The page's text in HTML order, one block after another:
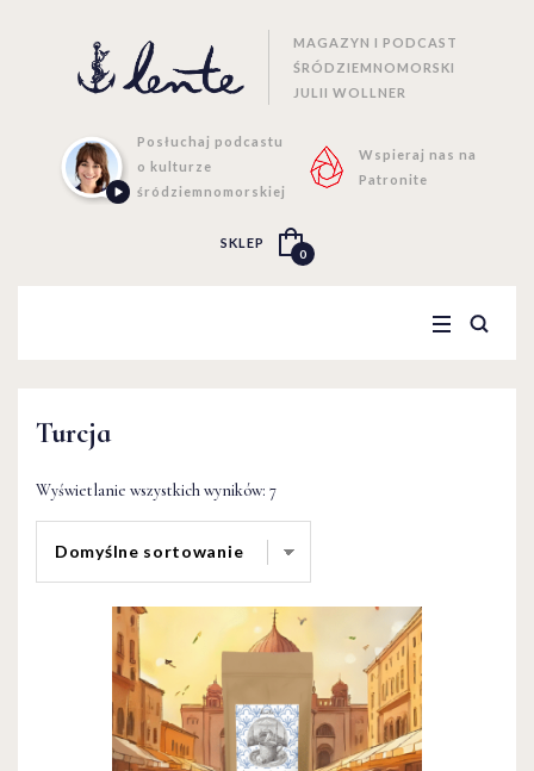
MAGAZYN I PODCAST
ŚRÓDZIEMNOMORSKI
JULII WOLLNER
Posłuchaj podcastu
o kulturze
śródziemnomorskiej
Wspieraj nas na
Patronite
SKLEP
0
Turcja
Wyświetlanie wszystkich wyników: 7